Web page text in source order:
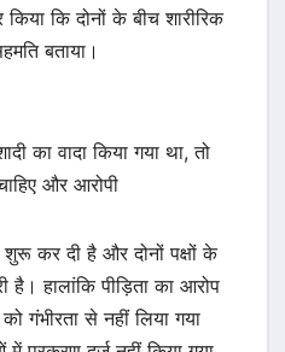
कि दोनों के बीच शारीरिक
बताया।
का वादा किया गया था, तो
और आरोपी
कर दी है और दोनों पक्षों के
है। हालांकि पीड़िता का आरोप
गंभीरता से नहीं लिया गया